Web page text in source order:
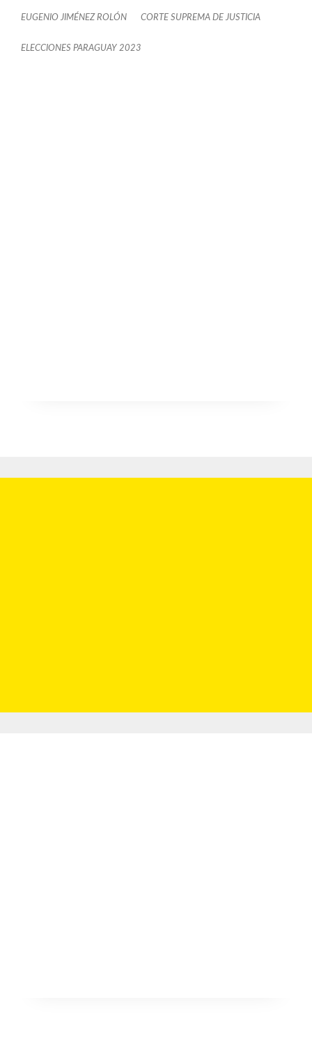
EUGENIO JIMÉNEZ ROLÓN CORTE SUPREMA DE JUSTICIA
ELECCIONES PARAGUAY 2023